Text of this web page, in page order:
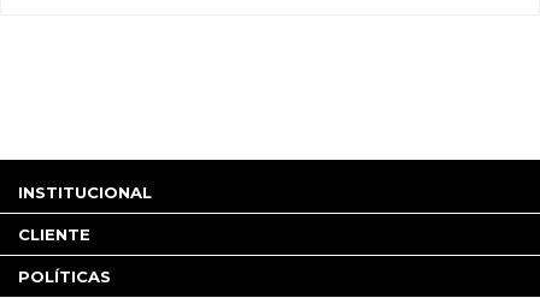
INSTITUCIONAL
CLIENTE
POLÍTICAS